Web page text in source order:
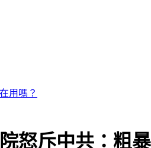
怒斥中共：粗